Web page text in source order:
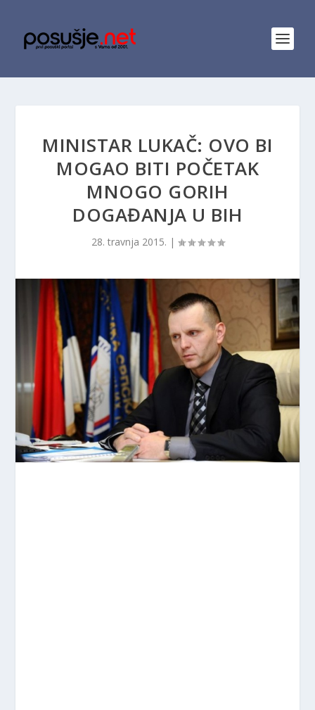
MINISTAR LUKAČ: OVO BI
MOGAO BITI POČETAK
MNOGO GORIH
DOGAĐANJA U BIH
28. travnja 2015. |